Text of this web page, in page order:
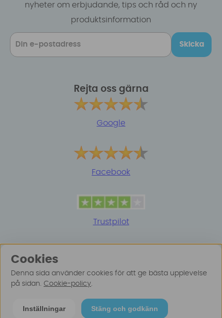
nyheter om erbjudande, tips och råd och ny
produktsinformation
Skicka
Rejta oss gärna
Google
Facebook
Trustpilot
mer här
Cookies
Denna sida använder cookies för att ge bästa upplevelse
på sidan. Cookie-policy.
Inställningar Stäng och godkänn